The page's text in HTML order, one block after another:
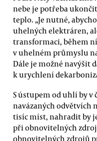
nebe je potřeba
teplo. „Je nutné,
uhelných elektráren,
transformaci, během
v uhelném průmyslu
Dále je možné navýšit
k urychlení
S ústupem od uhlí by v
navázaných odvětvích
tisíc míst, nahradit by
při obnovitelných
obnovitelných zdrojů